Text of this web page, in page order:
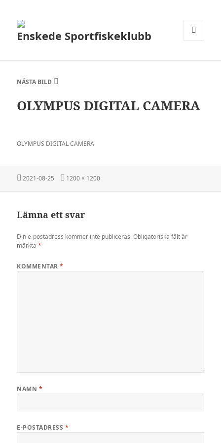
Enskede Sportfiskeklubb
NÄSTA BILD
OLYMPUS DIGITAL CAMERA
OLYMPUS DIGITAL CAMERA
Postat
2021-08-25
Full
1200 × 1200
Lämna ett svar
Din e-postadress kommer inte publiceras. Obligatoriska fält är
märkta*
KOMMENTAR*
NAMN *
E-POSTADRESS *